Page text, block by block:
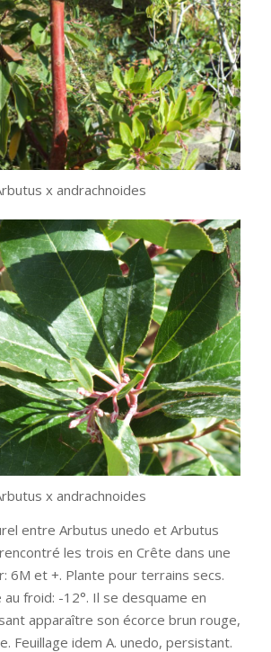
x andrachnoides
x andrachnoides
entre Arbutus unedo et Arbutus
rencontré les trois en Crête dans une
6M et +. Plante pour terrains secs.
au froid: -12°. Il se desquame en
apparaître son écorce brun rouge,
Feuillage idem A. unedo, persistant.